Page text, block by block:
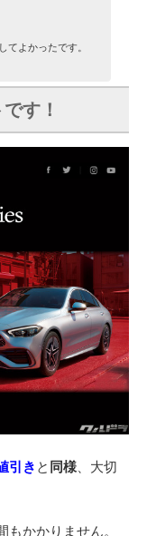
てよかったです。
す！
引き と 同様 、大切
かかりません。